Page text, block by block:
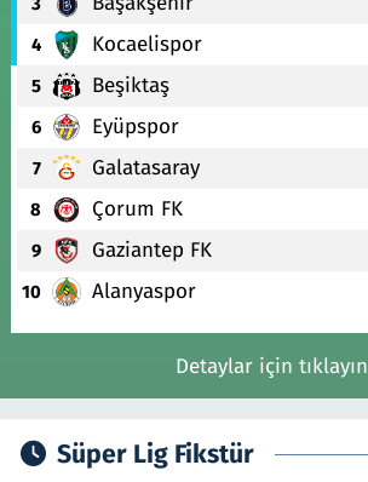
4 Kocaelispor
5 Beşiktaş
6 Eyüpspor
7 Galatasaray
8 Çorum FK
9 Gaziantep FK
10 Alanyaspor
Detaylar için tıklayın
Süper Lig Fikstür